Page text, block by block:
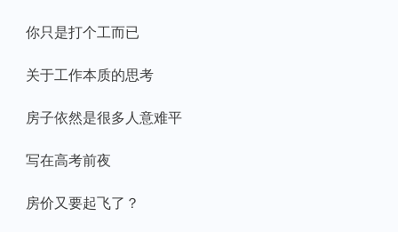
你只是打个工而已
关于工作本质的思考
房子依然是很多人意难平
写在高考前夜
房价又要起飞了？